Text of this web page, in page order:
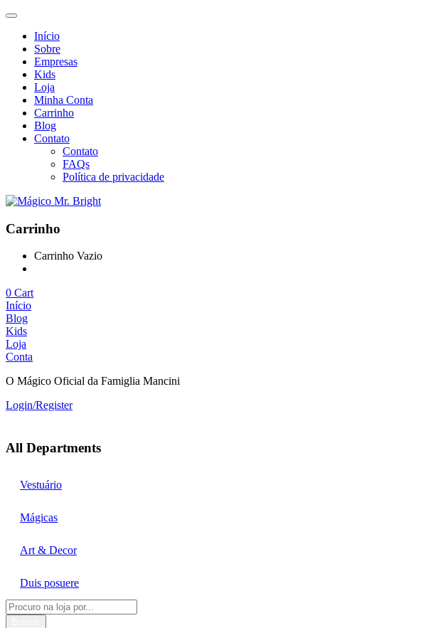
Início
Sobre
Empresas
Kids
Loja
Minha Conta
Carrinho
Blog
Contato
Contato
FAQs
Política de privacidade
Carrinho
Carrinho Vazio
0 Cart
Início
Blog
Kids
Loja
Conta
O Mágico Oficial da Famiglia Mancini
Login/Register
All Departments
Vestuário
Mágicas
Art & Decor
Duis posuere